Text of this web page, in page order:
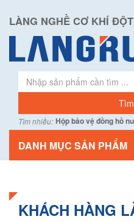
LÀNG NGHỀ CƠ KHÍ
Tìm nhiều: Hộp bảo vệ đồng hồ
DANH MỤC SẢN PHẨM
KHÁCH HÀNG